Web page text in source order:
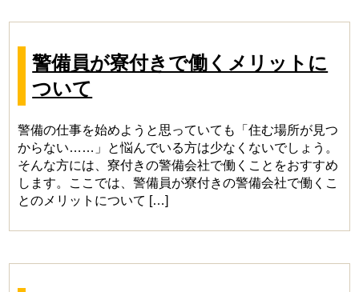
警備員が寮付きで働くメリットに
ついて
警備の仕事を始めようと思っていても「住む場所が見つ
からない……」と悩んでいる方は少なくないでしょう。
そんな方には、寮付きの警備会社で働くことをおすすめ
します。ここでは、警備員が寮付きの警備会社で働くこ
とのメリットについて […]